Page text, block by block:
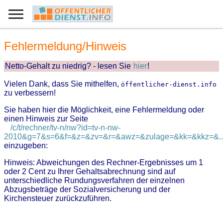
Fehlermeldung/Hinweis
Netto-Gehalt zu niedrig? - lesen Sie hier!
Vielen Dank, dass Sie mithelfen, öffentlicher-dienst.info
zu verbessern!
Sie haben hier die Möglichkeit, eine Fehlermeldung oder
einen Hinweis zur Seite
/c/t/rechner/tv-n/nw?id=tv-n-nw-
einzugeben:
Hinweis: Abweichungen des Rechner-Ergebnisses um 1
oder 2 Cent zu Ihrer Gehaltsabrechnung sind auf
unterschiedliche Rundungsverfahren der einzelnen
Abzugsbeträge der Sozialversicherung und der
Kirchensteuer zurückzuführen.